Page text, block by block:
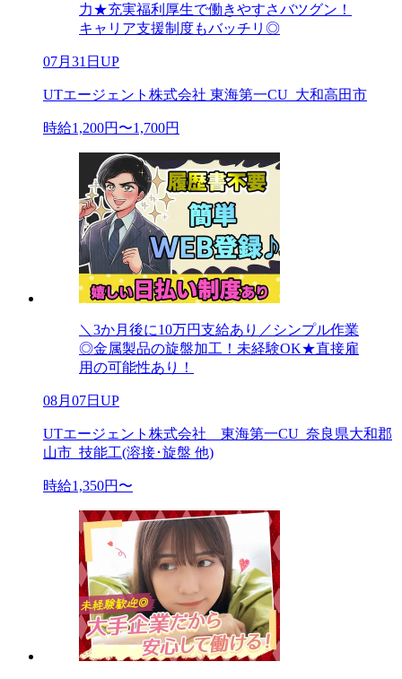
力★充実福利厚生で働きやすさバツグン！
キャリア支援制度もバッチリ◎
07月31日UP
UTエージェント株式会社 東海第一CU_大和高田市
時給1,200円〜1,700円
＼3か月後に10万円支給あり／シンプル作業
◎金属製品の旋盤加工！未経験OK★直接雇
用の可能性あり！
08月07日UP
UTエージェント株式会社 東海第一CU_奈良県大和郡
山市_技能工(溶接･旋盤 他)
時給1,350円〜